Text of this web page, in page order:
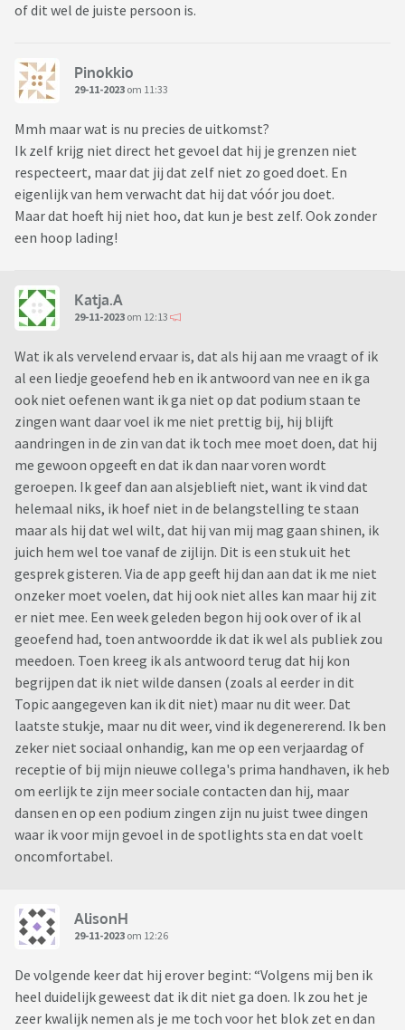
of dit wel de juiste persoon is.
Pinokkio
29-11-2023 om 11:33
Mmh maar wat is nu precies de uitkomst?
Ik zelf krijg niet direct het gevoel dat hij je grenzen niet
respecteert, maar dat jij dat zelf niet zo goed doet. En
eigenlijk van hem verwacht dat hij dat vóór jou doet.
Maar dat hoeft hij niet hoo, dat kun je best zelf. Ook zonder
een hoop lading!
Katja.A
29-11-2023 om 12:13
Wat ik als vervelend ervaar is, dat als hij aan me vraagt of ik
al een liedje geoefend heb en ik antwoord van nee en ik ga
ook niet oefenen want ik ga niet op dat podium staan te
zingen want daar voel ik me niet prettig bij, hij blijft
aandringen in de zin van dat ik toch mee moet doen, dat hij
me gewoon opgeeft en dat ik dan naar voren wordt
geroepen. Ik geef dan aan alsjeblieft niet, want ik vind dat
helemaal niks, ik hoef niet in de belangstelling te staan
maar als hij dat wel wilt, dat hij van mij mag gaan shinen, ik
juich hem wel toe vanaf de zijlijn. Dit is een stuk uit het
gesprek gisteren. Via de app geeft hij dan aan dat ik me niet
onzeker moet voelen, dat hij ook niet alles kan maar hij zit
er niet mee. Een week geleden begon hij ook over of ik al
geoefend had, toen antwoordde ik dat ik wel als publiek zou
meedoen. Toen kreeg ik als antwoord terug dat hij kon
begrijpen dat ik niet wilde dansen (zoals al eerder in dit
Topic aangegeven kan ik dit niet) maar nu dit weer. Dat
laatste stukje, maar nu dit weer, vind ik degenererend. Ik ben
zeker niet sociaal onhandig, kan me op een verjaardag of
receptie of bij mijn nieuwe collega's prima handhaven, ik heb
om eerlijk te zijn meer sociale contacten dan hij, maar
dansen en op een podium zingen zijn nu juist twee dingen
waar ik voor mijn gevoel in de spotlights sta en dat voelt
oncomfortabel.
AlisonH
29-11-2023 om 12:26
De volgende keer dat hij erover begint: “Volgens mij ben ik
heel duidelijk geweest dat ik dit niet ga doen. Ik zou het je
zeer kwalijk nemen als je me toch voor het blok zet en dan